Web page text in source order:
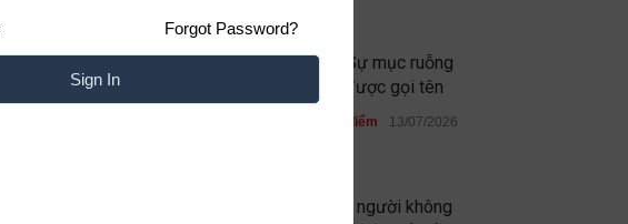
được
hồn
cuộc
đứng
Ghen ăn tức ở: Sự mục ruỗng
không bao giờ được gọi tên
Quan điểm 13/07/2026
Đừng vì gặp vài người không
Forgot Password?
Sign In